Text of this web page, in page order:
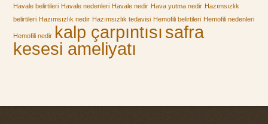
Havale belirtileri Havale nedenleri Havale nedir Hava yutma nedir Hazımsızlık
belirtileri Hazımsızlık nedir Hazımsızlık tedavisi Hemofili belirtileri Hemofili nedenleri
Hemofili nedir kalp çarpıntısı safra
kesesi ameliyatı